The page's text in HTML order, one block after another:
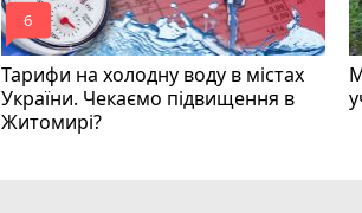
Тарифи на холодну воду в містах
України. Чекаємо підвищення в
Житомирі?
mode_comment
6